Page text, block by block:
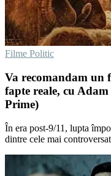
Filme Politic
Va recomandam un
fapte reale, cu
Prime)
În era post-9/11, lupta
dintre cele mai